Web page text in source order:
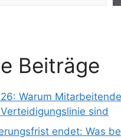
Beiträge
Warum
sind
endet: Was